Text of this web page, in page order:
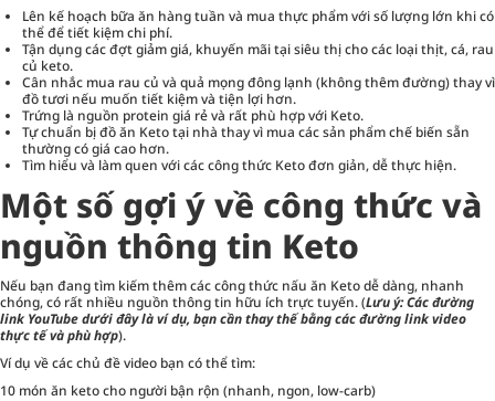
Lên kế hoạch bữa ăn hàng tuần và mua thực phẩm với số lượng lớn khi có
thể để tiết kiệm chi phí.
Tận dụng các đợt giảm giá, khuyến mãi tại siêu thị cho các loại thịt, cá, rau
củ keto.
Cân nhắc mua rau củ và quả mọng đông lạnh (không thêm đường) thay vì
đồ tươi nếu muốn tiết kiệm và tiện lợi hơn.
Trứng là nguồn protein giá rẻ và rất phù hợp với Keto.
Tự chuẩn bị đồ ăn Keto tại nhà thay vì mua các sản phẩm chế biến sẵn
thường có giá cao hơn.
Tìm hiểu và làm quen với các công thức Keto đơn giản, dễ thực hiện.
Một số gợi ý về công thức và
nguồn thông tin Keto
Nếu bạn đang tìm kiếm thêm các công thức nấu ăn Keto dễ dàng, nhanh
chóng, có rất nhiều nguồn thông tin hữu ích trực tuyến. (Lưu ý: Các đường
link YouTube dưới đây là ví dụ, bạn cần thay thế bằng các đường link video
thực tế và phù hợp).
Ví dụ về các chủ đề video bạn có thể tìm:
10 món ăn keto cho người bận rộn (nhanh, ngon, low-carb)